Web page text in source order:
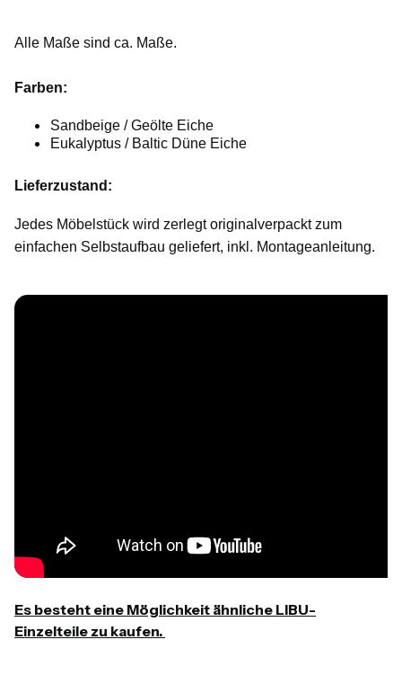
Alle Maße sind ca. Maße.
Farben:
Sandbeige / Geölte Eiche
Eukalyptus / Baltic Düne Eiche
Lieferzustand:
Jedes Möbelstück wird zerlegt originalverpackt zum
einfachen Selbstaufbau geliefert, inkl. Montageanleitung.
Es besteht eine Möglichkeit ähnliche LIBU-
Einzelteile zu kaufen.